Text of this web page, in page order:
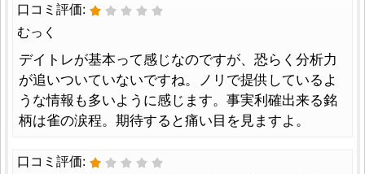
口コミ評価:
むっく
デイトレが基本って感じなのですが、恐らく分析力
が追いついていないですね。ノリで提供しているよ
うな情報も多いように感じます。事実利確出来る銘
柄は雀の涙程。期待すると痛い目を見ますよ。
口コミ評価: